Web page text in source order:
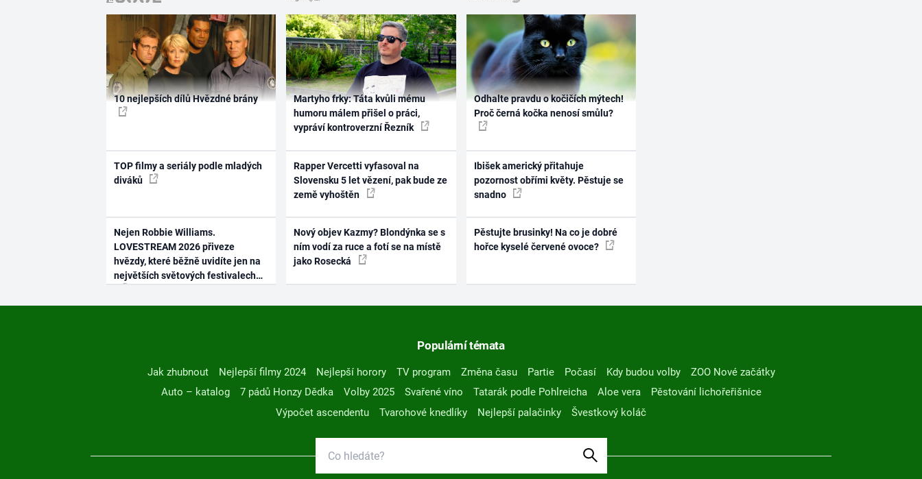
10 nejlepších dílů Hvězdné brány
TOP filmy a seriály podle mladých
diváků
Nejen Robbie Williams.
LOVESTREAM 2026 přiveze
hvězdy, které běžně uvidíte jen na
největších světových festivalech
Martyho frky: Táta kvůli mému
humoru málem přišel o práci,
vypráví kontroverzní Řezník
Rapper Vercetti vyfasoval na
Slovensku 5 let vězení, pak bude ze
země vyhoštěn
Nový objev Kazmy? Blondýnka se s
ním vodí za ruce a fotí se na místě
jako Rosecká
Odhalte pravdu o kočičích mýtech!
Proč černá kočka nenosí smůlu?
Ibišek americký přitahuje
pozornost obřími květy. Pěstuje se
snadno
Pěstujte brusinky! Na co je dobré
hořce kyselé červené ovoce?
Populární témata
Jak zhubnout Nejlepší filmy 2024 Nejlepší horory TV program Změna času Partie Počasí Kdy budou volby
ZOO Nové začátky
Auto – katalog
7 pádů Honzy Dědka Volby 2025 Svařené víno Tatarák podle Pohlreicha Aloe vera
Pěstování lichořeřišnice
Výpočet ascendentu
Tvarohové knedlíky Nejlepší palačinky Švestkový koláč